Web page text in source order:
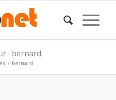
: bernard
/ bernard